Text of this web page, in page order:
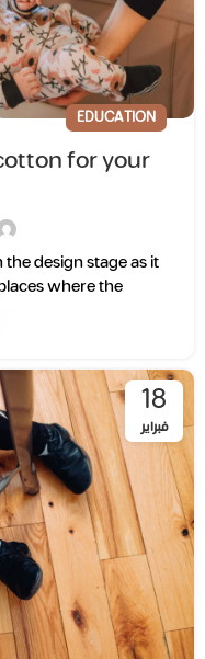
EDUCATION
for your
design stage as it
where the ...
18
فبراير